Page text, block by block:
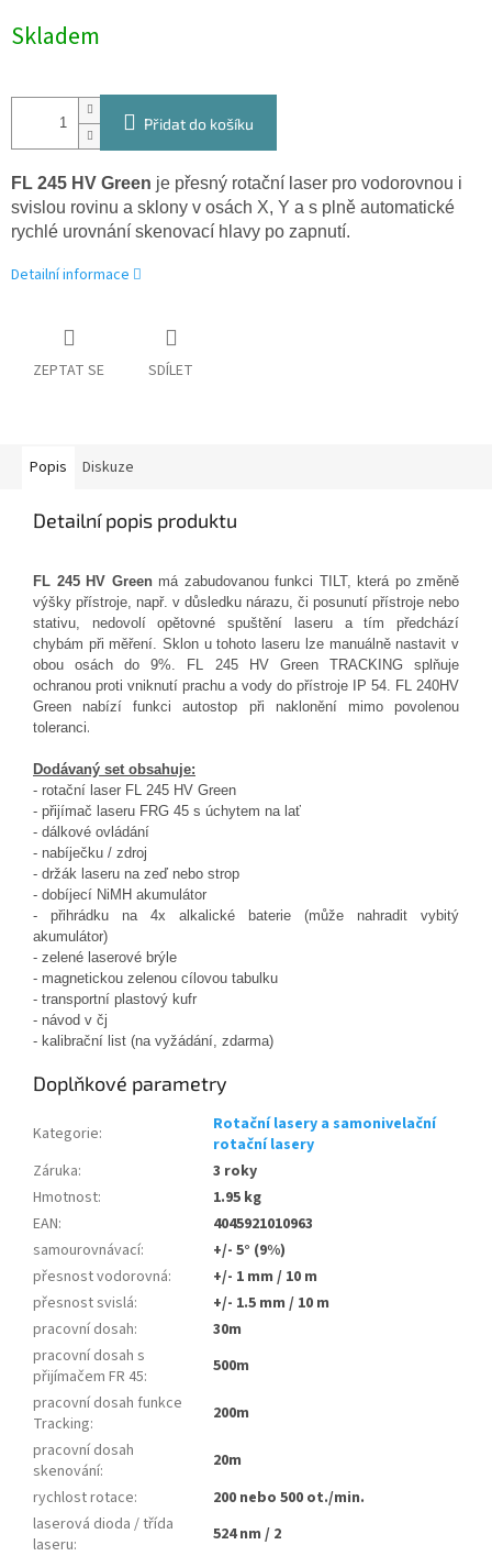
cena:
Skladem
Přidat do košíku
FL 245 HV Green je přesný rotační laser pro vodorovnou i
svislou rovinu a sklony v osách X, Y a s plně automatické
rychlé urovnání skenovací hlavy po zapnutí.
Detailní informace
ZEPTAT SE SDÍLET
Popis Diskuze
Detailní popis produktu
FL 245 HV Green má zabudovanou funkci TILT, která po změně
výšky přístroje, např. v důsledku nárazu, či posunutí přístroje nebo
stativu, nedovolí opětovné spuštění laseru a tím předchází
chybám při měření. Sklon u tohoto laseru lze manuálně nastavit v
obou osách do 9%. FL 245 HV Green TRACKING splňuje
ochranou proti vniknutí prachu a vody do přístroje IP 54. FL 240HV
Green nabízí funkci autostop při naklonění mimo povolenou
toleranci.
Dodávaný set obsahuje:
- rotační laser FL 245 HV Green
- přijímač laseru FRG 45 s úchytem na lať
- dálkové ovládání
- nabíječku / zdroj
- držák laseru na zeď nebo strop
- dobíjecí NiMH akumulátor
- přihrádku na 4x alkalické baterie (může nahradit vybitý
akumulátor)
- zelené laserové brýle
- magnetickou zelenou cílovou tabulku
- transportní plastový kufr
- návod v čj
- kalibrační list (na vyžádání, zdarma)
Doplňkové parametry
Kategorie:
Rotační lasery a samonivelační
rotační lasery
Záruka:
3 roky
Hmotnost:
1.95 kg
EAN:
4045921010963
samourovnávací:
+/- 5° (9%)
přesnost vodorovná:
+/- 1 mm / 10 m
přesnost svislá:
+/- 1.5 mm / 10 m
pracovní dosah:
30m
pracovní dosah s
přijímačem FR 45:
500m
pracovní dosah funkce
Tracking:
200m
pracovní dosah
skenování:
20m
rychlost rotace:
200 nebo 500 ot./min.
laserová dioda / třída
laseru: 524 nm / 2